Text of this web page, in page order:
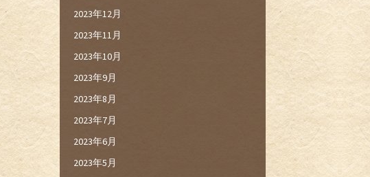
2023年12月
2023年11月
2023年10月
2023年9月
2023年8月
2023年7月
2023年6月
2023年5月